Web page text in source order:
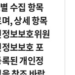
수집 항목
, 상세 항목
보보호위원
보보호 포
된 개인정